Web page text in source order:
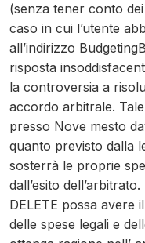
(senza tener conto
caso in cui l’utente
all’indirizzo
risposta
la controversia a
accordo arbitrale.
presso Nove mesto
quanto previsto dalla
sosterrà le proprie
dall’esito
DELETE possa avere
delle spese legali e